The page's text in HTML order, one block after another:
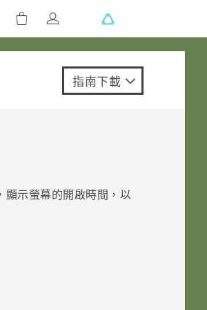
指南下載
顯示螢幕的開啟時間，以